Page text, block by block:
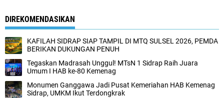
DIREKOMENDASIKAN
KAFILAH SIDRAP SIAP TAMPIL DI MTQ SULSEL 2026, PEMDA
BERIKAN DUKUNGAN PENUH
Tegaskan Madrasah Unggul! MTsN 1 Sidrap Raih Juara
Umum I HAB ke-80 Kemenag
Monumen Ganggawa Jadi Pusat Kemeriahan HAB Kemenag
Sidrap, UMKM Ikut Terdongkrak